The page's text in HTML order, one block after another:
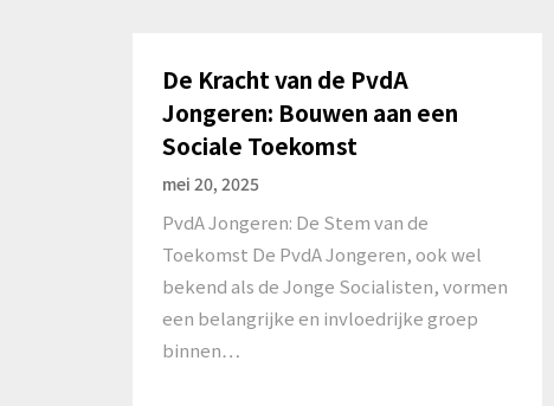
De Kracht van de PvdA
Jongeren: Bouwen aan een
Sociale Toekomst
mei 20, 2025
PvdA Jongeren: De Stem van de
Toekomst De PvdA Jongeren, ook wel
bekend als de Jonge Socialisten, vormen
een belangrijke en invloedrijke groep
binnen…